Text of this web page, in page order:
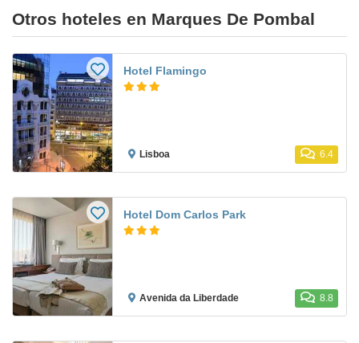
Otros hoteles en Marques De Pombal
Hotel Flamingo
Lisboa 6.4
Hotel Dom Carlos Park
Avenida da Liberdade 8.8